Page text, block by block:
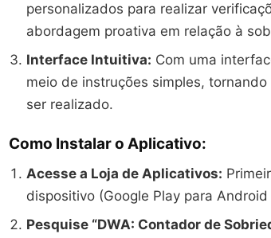
personalizados para realizar
abordagem proativa em relação à
Interface Intuitiva: Com uma
meio de instruções simples,
ser realizado.
Como Instalar o Aplicativo:
Acesse a Loja de Aplicativos:
dispositivo (Google Play para
Pesquise “DWA: Contador de